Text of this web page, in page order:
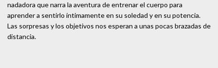
nadadora que narra la aventura de entrenar el cuerpo para
aprender a sentirlo íntimamente en su soledad y en su potencia.
Las sorpresas y los objetivos nos esperan a unas pocas brazadas de
distancia.